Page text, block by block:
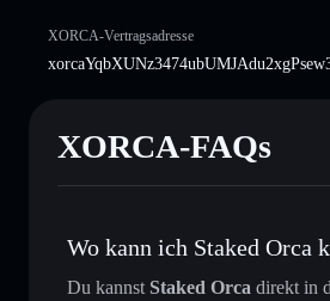
XORCA-Vertragsadresse
XORCA-FAQs
Wo kann ich Staked Orca
Du kannst Staked Orca direkt in